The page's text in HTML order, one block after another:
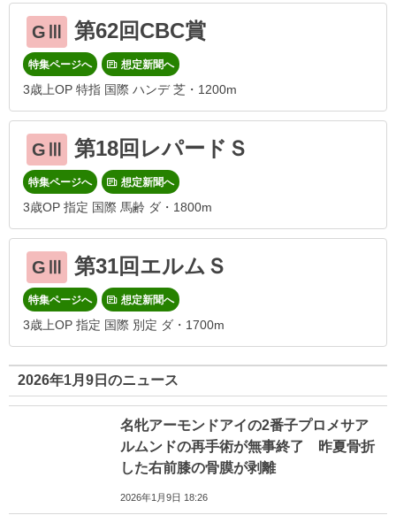
GⅢ 第62回CBC賞
特集ページへ 想定新聞へ
3歳上OP 特指 国際 ハンデ 芝・1200m
GⅢ 第18回レパードＳ
特集ページへ 想定新聞へ
3歳OP 指定 国際 馬齢 ダ・1800m
GⅢ 第31回エルムＳ
特集ページへ 想定新聞へ
3歳上OP 指定 国際 別定 ダ・1700m
2026年1月9日のニュース
名牝アーモンドアイの2番子プロメサア
ルムンドの再手術が無事終了 昨夏骨折
した右前膝の骨膜が剥離
2026年1月9日 18:26